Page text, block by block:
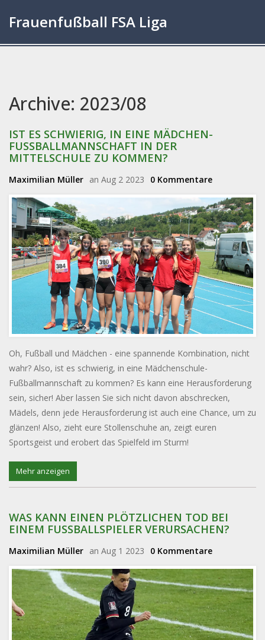
Frauenfußball FSA Liga
Archive: 2023/08
IST ES SCHWIERIG, IN EINE MÄDCHEN-
FUSSBALLMANNSCHAFT IN DER M
ITTELSCHULE ZU KOMMEN?
Maximilian Müller an Aug 2 2023 0 Kommentare
Oh, Fußball und Mädchen - eine spannende Kombination, nicht
wahr? Also, ist es schwierig, in eine Mädchenschule-
Fußballmannschaft zu kommen? Es kann eine Herausforderung
sein, sicher! Aber lassen Sie sich nicht davon abschrecken,
Mädels, denn jede Herausforderung ist auch eine Chance, um zu
glänzen! Also, zieht eure Stollenschuhe an, zeigt euren
Sportsgeist und erobert das Spielfeld im Sturm!
Mehr anzeigen
WAS KANN EINEN PLÖTZLICHEN TOD BEI
EINEM FUSSBALLSPIELER VERURSACHEN?
Maximilian Müller an Aug 1 2023 0 Kommentare